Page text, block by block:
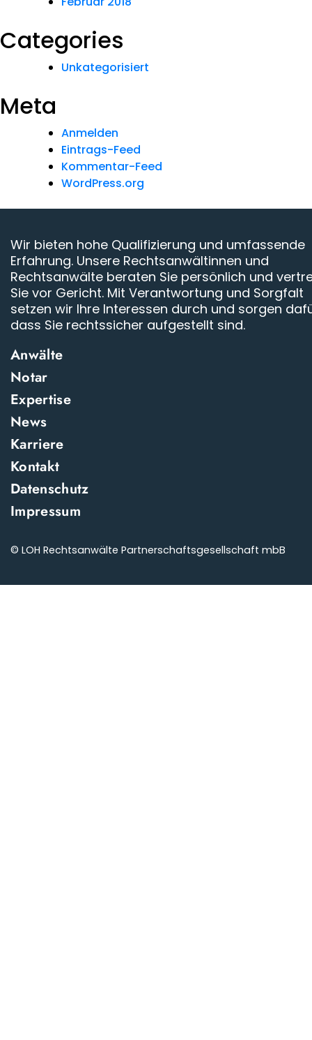
Categories
Unkategorisiert
Meta
Anmelden
Eintrags-Feed
Kommentar-Feed
WordPress.org
Wir bieten hohe Qualifizierung und umfassende
Erfahrung. Unsere Rechtsanwältinnen und
Rechtsanwälte beraten Sie persönlich und
Sie vor Gericht. Mit Verantwortung und Sorgfalt
setzen wir Ihre Interessen durch und sorgen
dass Sie rechtssicher aufgestellt sind.
Anwälte
Notar
Expertise
News
Karriere
Kontakt
Datenschutz
Impressum
© LOH Rechtsanwälte Partnerschaftsgesellschaft mbB